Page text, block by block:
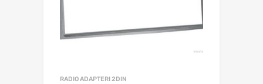
RADIO ADAPTERI 2DIN